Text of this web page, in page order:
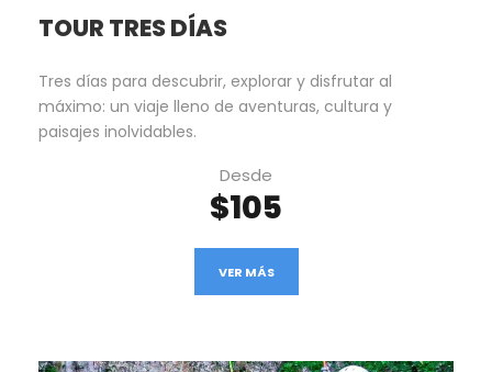
TOUR TRES DÍAS
Tres días para descubrir, explorar y disfrutar al
máximo: un viaje lleno de aventuras, cultura y
paisajes inolvidables.
Desde
$105
VER MÁS